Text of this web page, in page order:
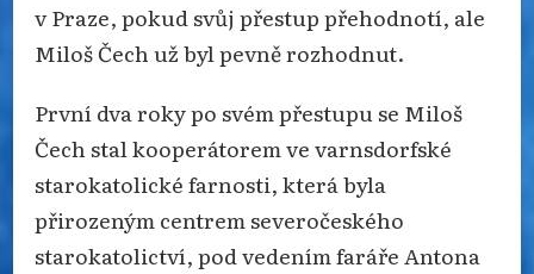
v Praze, pokud svůj přestup přehodnotí, ale
Miloš Čech už byl pevně rozhodnut.
První dva roky po svém přestupu se Miloš
Čech stal kooperátorem ve varnsdorfské
starokatolické farnosti, která byla
přirozeným centrem severočeského
starokatolictví, pod vedením faráře Antona